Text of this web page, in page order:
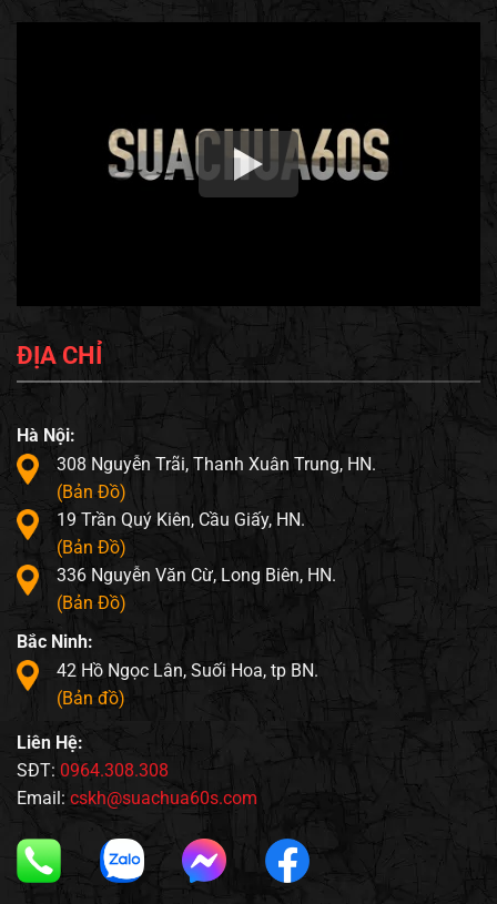
ĐỊA CHỈ
Hà Nội:
308 Nguyễn Trãi, Thanh Xuân Trung, HN.
(Bản Đồ)
19 Trần Quý Kiên, Cầu Giấy, HN.
(Bản Đồ)
336 Nguyễn Văn Cừ, Long Biên, HN.
(Bản Đồ)
Bắc Ninh:
42 Hồ Ngọc Lân, Suối Hoa, tp BN.
(Bản đồ)
Liên Hệ:
SĐT: 0964.308.308
Email: cskh@suachua60s.com